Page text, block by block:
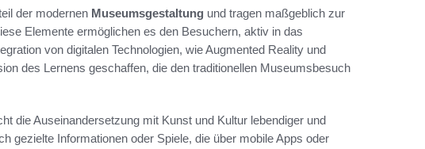
der modernen Museumsgestaltung und tragen maßgeblich zur
Elemente ermöglichen es den Besuchern, aktiv in das
von digitalen Technologien, wie Augmented Reality und
des Lernens geschaffen, die den traditionellen Museumsbesuch
die Auseinandersetzung mit Kunst und Kultur lebendiger und
gezielte Informationen oder Spiele, die über mobile Apps oder